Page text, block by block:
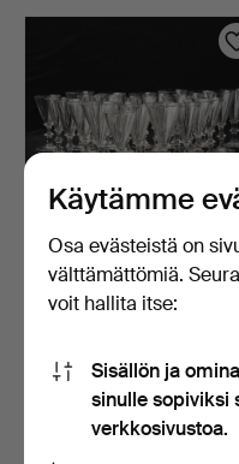
SATEENVARJOLASIT, 27
kpl, 1800-luku.
77 USD
Aseta hakuvahti
Käytämme
Osa evästeistä on
välttämättömiä.
voit hallita itse:
Sisällön ja
sinulle sopiviksi
verkkosivustoa.